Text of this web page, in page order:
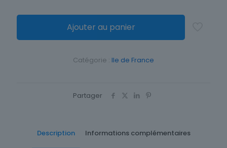
Ajouter au panier
Catégorie : Ile de France
Partager
Description Informations complémentaires